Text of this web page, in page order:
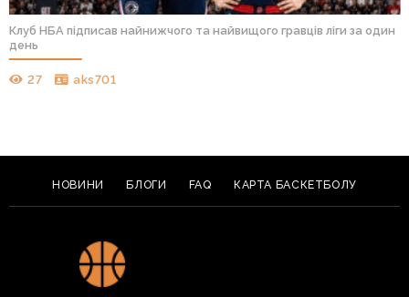
Клуб НБА підписав найнижчого та найвищого гравців ліги за один
день
27 aks701
НОВИНИ БЛОГИ FAQ КАРТА БАСКЕТБОЛУ